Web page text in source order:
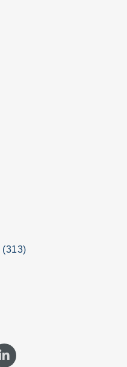
(313)